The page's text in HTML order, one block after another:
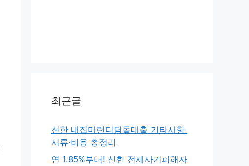
최근글
신한 내집마련디딤돌대출 기타사항·
서류·비용 총정리
연 1.85%부터! 신한 전세사기피해자